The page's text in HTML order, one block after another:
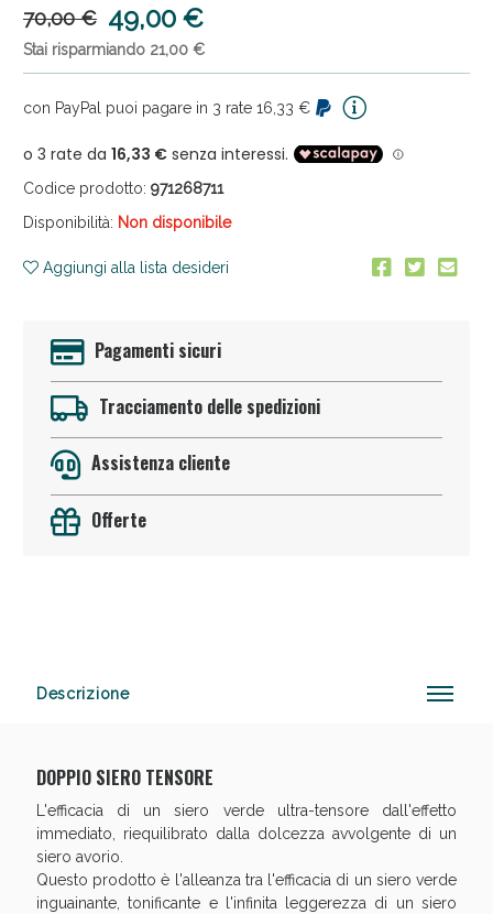
70,00 € 49,00 €
Stai risparmiando 21,00 €
con PayPal puoi pagare in 3 rate 16,33 €
Codice prodotto: 971268711
Disponibilità: Non disponibile
Aggiungi alla lista desideri
Pagamenti sicuri
Tracciamento delle spedizioni
Assistenza cliente
Offerte
Descrizione
DOPPIO SIERO TENSORE
L'efficacia di un siero verde ultra-tensore dall'effetto
immediato, riequilibrato dalla dolcezza avvolgente di un
siero avorio.
Questo prodotto è l'alleanza tra l'efficacia di un siero verde
inguainante, tonificante e l'infinita leggerezza di un siero
Sconto fino al 55% disponibile oggi!